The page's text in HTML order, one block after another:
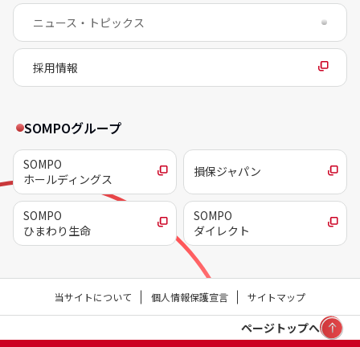
ニュース・トピックス
採用情報
SOMPOグループ
SOMPO
ホールディングス
損保ジャパン
SOMPO
ひまわり生命
SOMPO
ダイレクト
当サイトについて 個人情報保護宣言 サイトマップ
ページトップへ